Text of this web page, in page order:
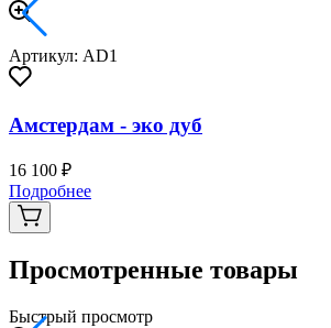
Артикул: AD1
Амстердам - эко дуб
16 100 ₽
Подробнее
Просмотренные товары
Быстрый просмотр